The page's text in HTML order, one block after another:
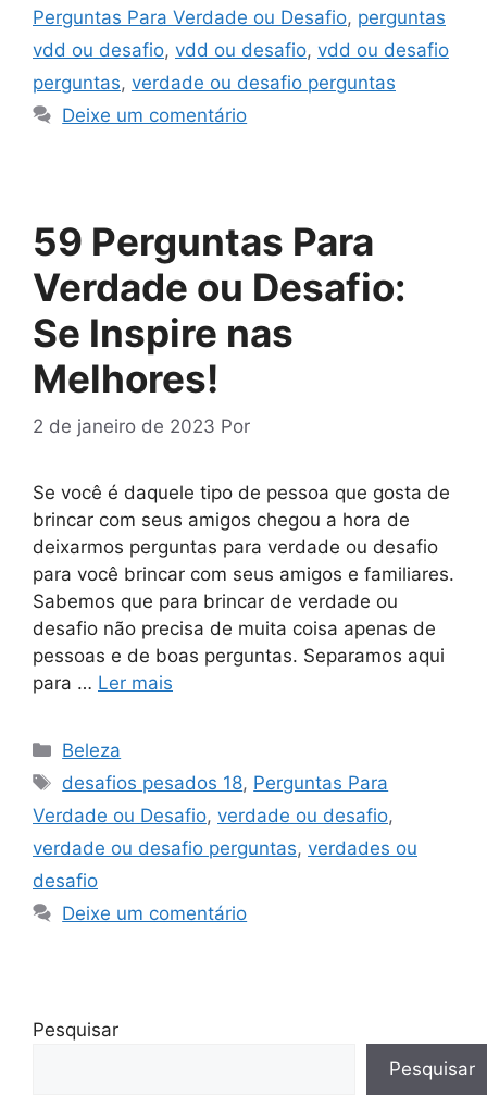
Perguntas Para Verdade ou Desafio, perguntas
vdd ou desafio, vdd ou desafio, vdd ou desafio
perguntas, verdade ou desafio perguntas
Deixe um comentário
59 Perguntas Para
Verdade ou Desafio:
Se Inspire nas
Melhores!
2 de janeiro de 2023 Por
Se você é daquele tipo de pessoa que gosta de
brincar com seus amigos chegou a hora de
deixarmos perguntas para verdade ou desafio
para você brincar com seus amigos e familiares.
Sabemos que para brincar de verdade ou
desafio não precisa de muita coisa apenas de
pessoas e de boas perguntas. Separamos aqui
para … Ler mais
Categorias
Beleza
Tags
desafios pesados 18, Perguntas Para
Verdade ou Desafio, verdade ou desafio,
verdade ou desafio perguntas, verdades ou
desafio
Deixe um comentário
Pesquisar
Pesquisar